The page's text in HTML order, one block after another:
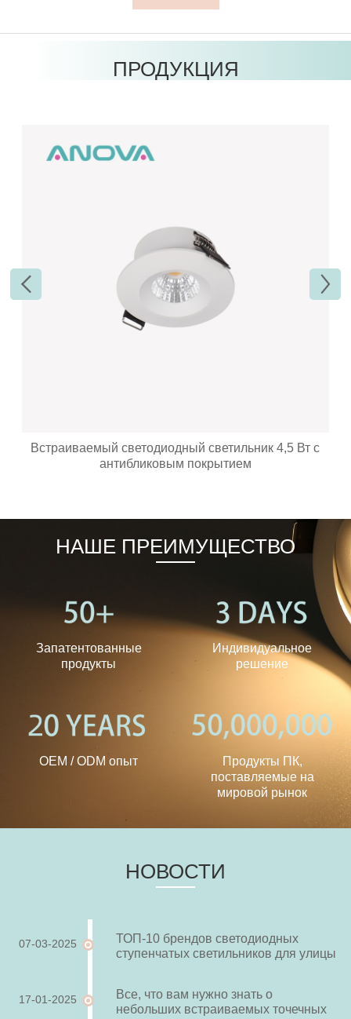
продукции включает светодиодные потолочные
светильники, точечные светильники, трековые
яхт, получившие международное признание за
ПРОДУКЦИЯ
4,5 Вт с
Встраиваемый светодиодный
Heads Square 2X9,5
НАШЕ ПРЕИМУЩЕСТВО
Запатентованные
продукты
Индивидуальное
решение
OEM / ODM опыт
Продукты ПК,
поставляемые на
мировой рынок
HОВОСТИ
07-03-2025
ТОП-10 брендов светодиодных
ступенчатых светильников для улицы
17-01-2025
Все, что вам нужно знать о
небольших встраиваемых точечных